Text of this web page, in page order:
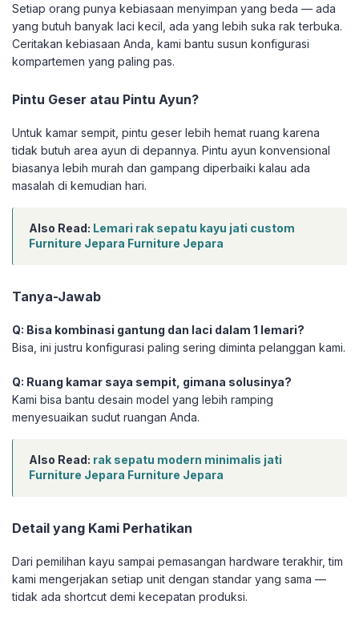
Setiap orang punya kebiasaan menyimpan yang beda — ada
yang butuh banyak laci kecil, ada yang lebih suka rak terbuka.
Ceritakan kebiasaan Anda, kami bantu susun konfigurasi
kompartemen yang paling pas.
Pintu Geser atau Pintu Ayun?
Untuk kamar sempit, pintu geser lebih hemat ruang karena
tidak butuh area ayun di depannya. Pintu ayun konvensional
biasanya lebih murah dan gampang diperbaiki kalau ada
masalah di kemudian hari.
Also Read: Lemari rak sepatu kayu jati custom
Furniture Jepara Furniture Jepara
Tanya-Jawab
Q: Bisa kombinasi gantung dan laci dalam 1 lemari?
Bisa, ini justru konfigurasi paling sering diminta pelanggan kami.
Q: Ruang kamar saya sempit, gimana solusinya?
Kami bisa bantu desain model yang lebih ramping
menyesuaikan sudut ruangan Anda.
Also Read: rak sepatu modern minimalis jati
Furniture Jepara Furniture Jepara
Detail yang Kami Perhatikan
Dari pemilihan kayu sampai pemasangan hardware terakhir, tim
kami mengerjakan setiap unit dengan standar yang sama —
tidak ada shortcut demi kecepatan produksi.